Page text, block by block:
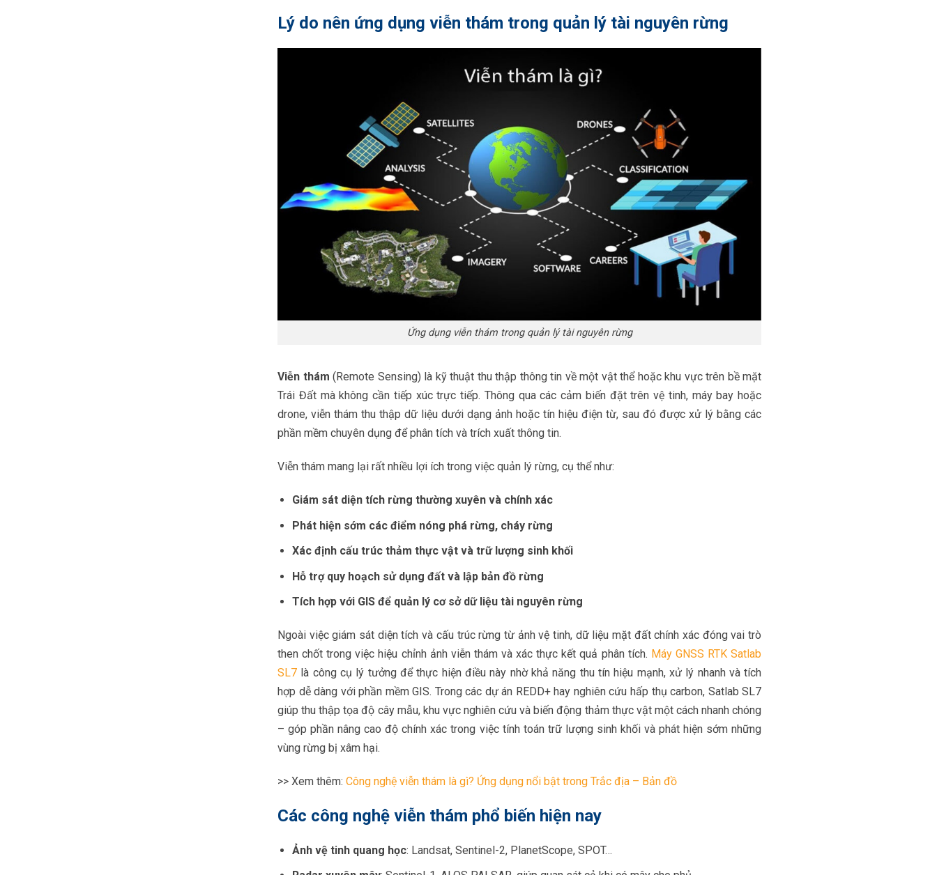
Lý do nên ứng dụng viễn thám trong quản lý tài nguyên rừng
Ứng dụng viễn thám trong quản lý tài nguyên rừng
Viễn thám (Remote Sensing) là kỹ thuật thu thập thông tin về một vật thể hoặc khu vực trên bề mặt
Trái Đất mà không cần tiếp xúc trực tiếp. Thông qua các cảm biến đặt trên vệ tinh, máy bay hoặc
drone, viễn thám thu thập dữ liệu dưới dạng ảnh hoặc tín hiệu điện từ, sau đó được xử lý bằng các
phần mềm chuyên dụng để phân tích và trích xuất thông tin.
Viễn thám mang lại rất nhiều lợi ích trong việc quản lý rừng, cụ thể như:
Giám sát diện tích rừng thường xuyên và chính xác
Phát hiện sớm các điểm nóng phá rừng, cháy rừng
Xác định cấu trúc thảm thực vật và trữ lượng sinh khối
Hỗ trợ quy hoạch sử dụng đất và lập bản đồ rừng
Tích hợp với GIS để quản lý cơ sở dữ liệu tài nguyên rừng
Ngoài việc giám sát diện tích và cấu trúc rừng từ ảnh vệ tinh, dữ liệu mặt đất chính xác đóng vai trò
then chốt trong việc hiệu chỉnh ảnh viễn thám và xác thực kết quả phân tích. Máy GNSS RTK Satlab
SL7 là công cụ lý tưởng để thực hiện điều này nhờ khả năng thu tín hiệu mạnh, xử lý nhanh và tích
hợp dễ dàng với phần mềm GIS. Trong các dự án REDD+ hay nghiên cứu hấp thụ carbon, Satlab SL7
giúp thu thập tọa độ cây mẫu, khu vực nghiên cứu và biến động thảm thực vật một cách nhanh chóng
– góp phần nâng cao độ chính xác trong việc tính toán trữ lượng sinh khối và phát hiện sớm những
vùng rừng bị xâm hại.
>> Xem thêm: Công nghệ viễn thám là gì? Ứng dụng nổi bật trong Trắc địa – Bản đồ
Các công nghệ viễn thám phổ biến hiện nay
Ảnh vệ tinh quang học: Landsat, Sentinel-2, PlanetScope, SPOT…